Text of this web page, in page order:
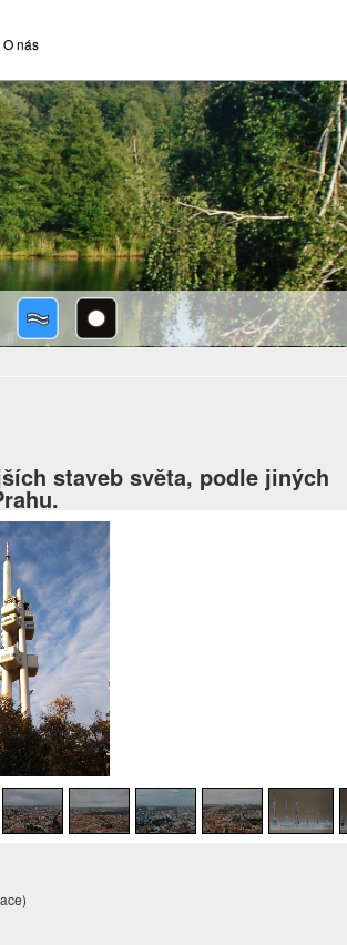
O nás
staveb světa, podle jiných